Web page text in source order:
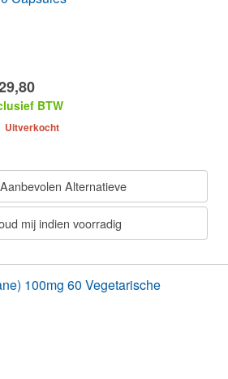
BTW
Uitverkocht
Alternatieve
mij indien voorradig
100mg 60 Vegetarische